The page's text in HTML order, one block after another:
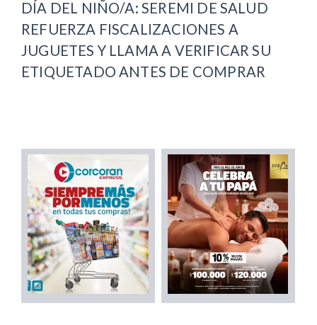
DÍA DEL NIÑO/A: SEREMI DE SALUD
REFUERZA FISCALIZACIONES A
JUGUETES Y LLAMA A VERIFICAR SU
ETIQUETADO ANTES DE COMPRAR